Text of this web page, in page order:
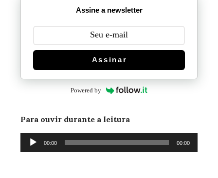
Assine a newsletter
Assinar
Powered by
Para ouvir durante a leitura
Tocador
00:00 00:00